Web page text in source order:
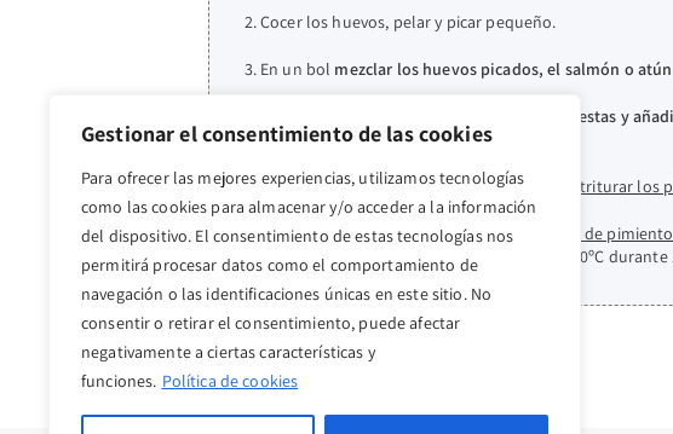
Gestionar el consentimiento de las cookies
Para ofrecer las mejores experiencias, utilizamos tecnologías
como las cookies para almacenar y/o acceder a la información
del dispositivo. El consentimiento de estas tecnologías nos
permitirá procesar datos como el comportamiento de
navegación o las identificaciones únicas en este sitio. No
consentir o retirar el consentimiento, puede afectar
negativamente a ciertas características y
funciones. Política de cookies
Cocer los huevos, pelar y picar pequeño.
En un bol mezclar los huevos picados, el salmón o
Poner varias láminas de calabacín superpuestas y
todos.
Para la salsa de piquillossolo necesitamos triturar los
Sobre una fuente para hornoponer la salsa de
durante 15-20 min
o en freidora de aire a 200ºC durante